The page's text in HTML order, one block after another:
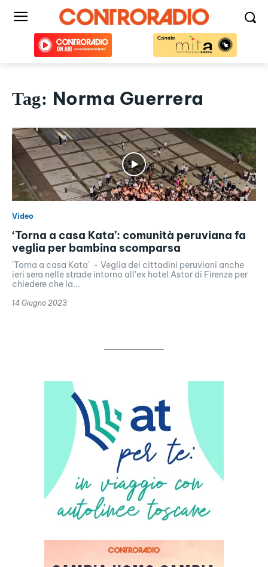
Tag: Norma Guerrera
Video
‘Torna a casa Kata’: comunità peruviana fa
veglia per bambina scomparsa
'Torna a casa Kata' - Veglia dei cittadini peruviani anche
ieri sera nelle strade intorno all'ex hotel Astor di Firenze per
chiedere che la...
14 Giugno 2023